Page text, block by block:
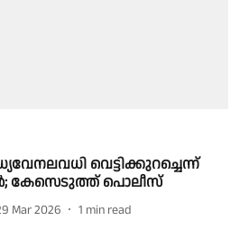
വെട്ടിക്കുറച്ചെന്ന്
കേസെടുത്ത് പൊലീസ്
Mar 2026 1 min read